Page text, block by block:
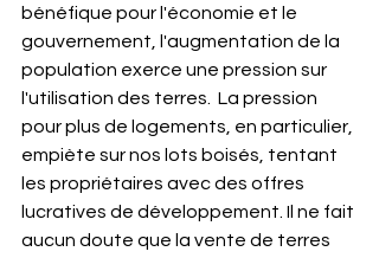
bénéfique pour l'économie et le
gouvernement, l'augmentation de la
population exerce une pression sur
l'utilisation des terres.  La pression
pour plus de logements, en particulier,
empiète sur nos lots boisés, tentant
les propriétaires avec des offres
lucratives de développement. Il ne fait
aucun doute que la vente de terres